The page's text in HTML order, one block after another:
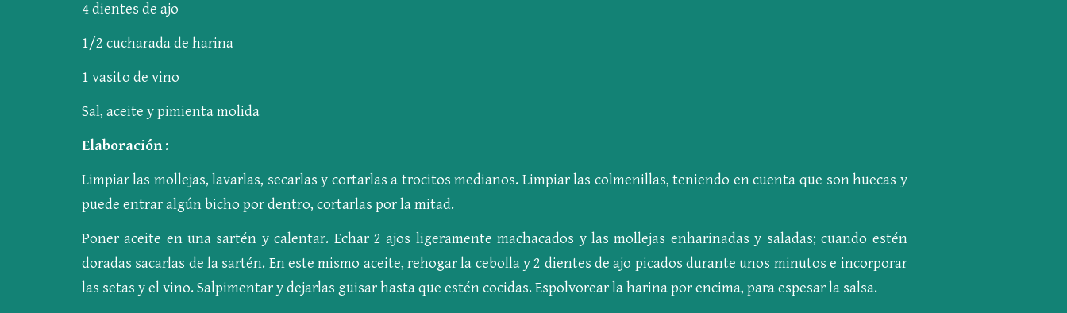
4 dientes de ajo
1/2 cucharada de harina
1 vasito de vino
Sal, aceite y pimienta molida
Elaboración:
Limpiar las mollejas, lavarlas, secarlas y cortarlas a trocitos medianos. Limpiar las colmenillas, teniendo en cuenta que son huecas y
puede entrar algún bicho por dentro, cortarlas por la mitad.
Poner aceite en una sartén y calentar. Echar 2 ajos ligeramente machacados y las mollejas enharinadas y saladas; cuando estén
doradas sacarlas de la sartén. En este mismo aceite, rehogar la cebolla y 2 dientes de ajo picados durante unos minutos e incorporar
las setas y el vino. Salpimentar y dejarlas guisar hasta que estén cocidas. Espolvorear la harina por encima, para espesar la salsa.